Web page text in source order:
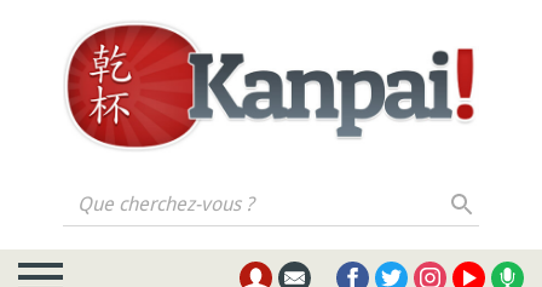
Que cherchez-vous ?